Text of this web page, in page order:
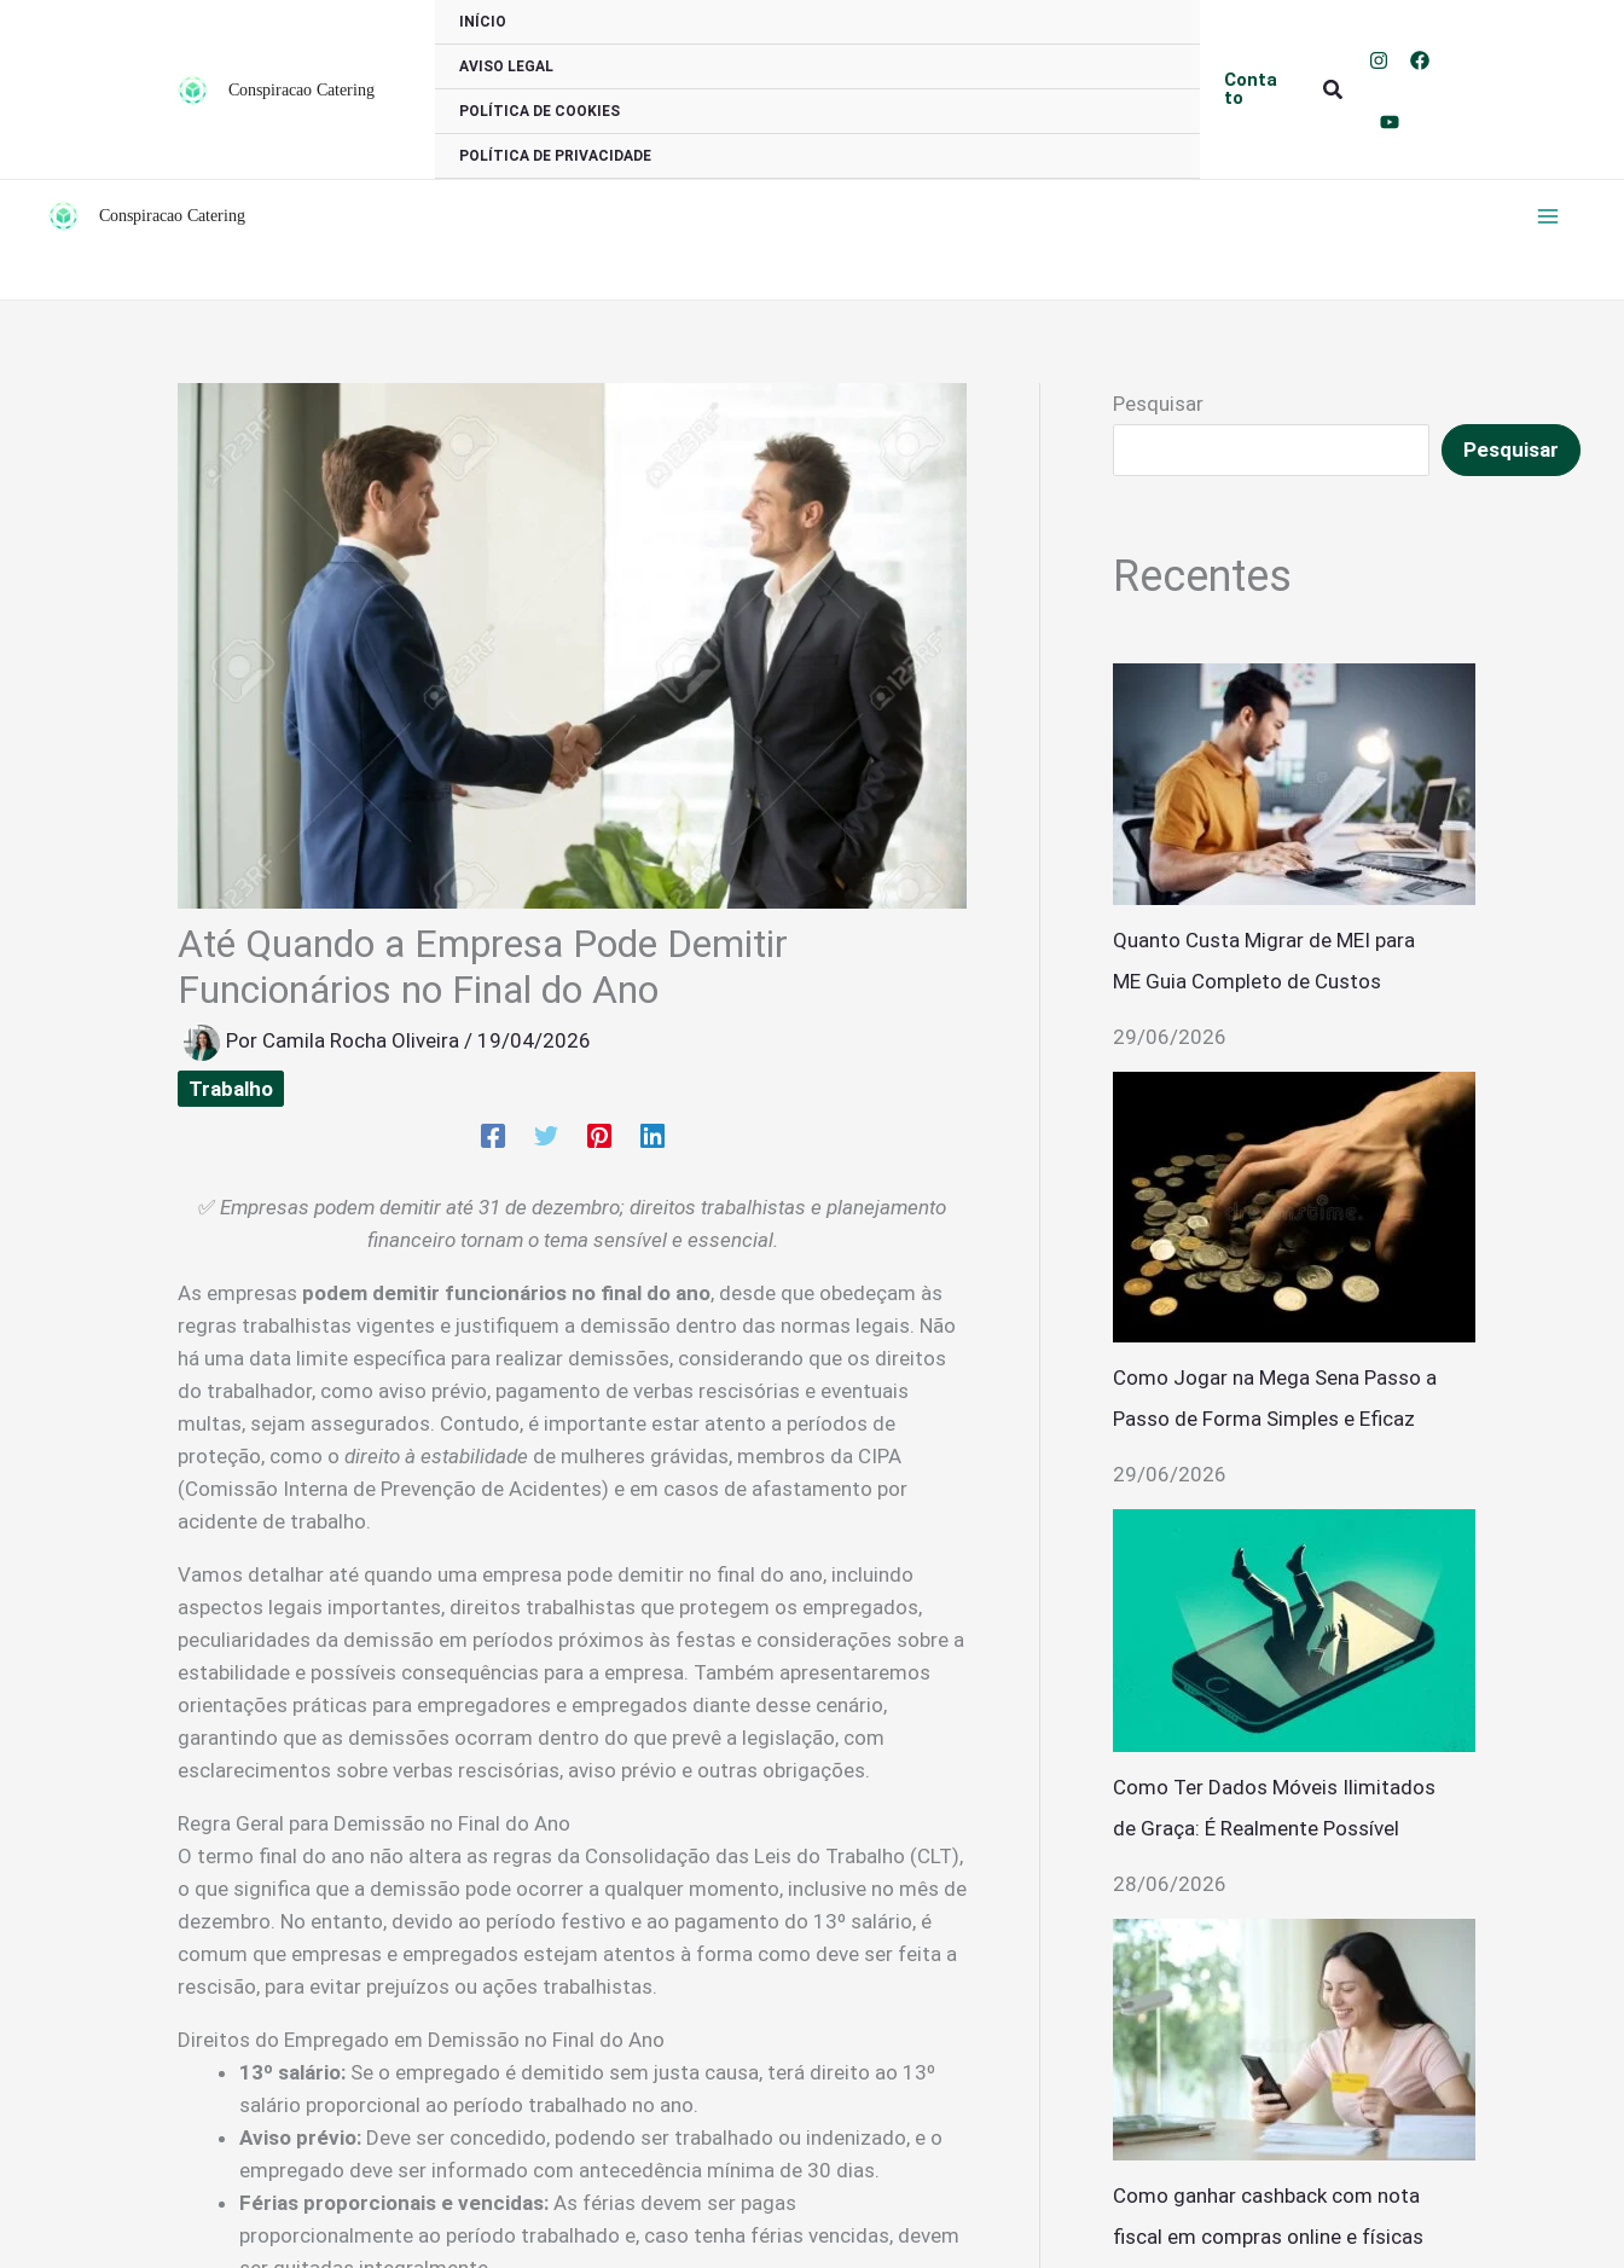
Conspiracao Catering
INÍCIO
AVISO LEGAL
POLÍTICA DE COOKIES
POLÍTICA DE PRIVACIDADE
Conta
to
Pesquisar
Conspiracao Catering
Até Quando a Empresa Pode Demitir
Funcionários no Final do Ano
Por Camila Rocha Oliveira / 19/04/2026
Trabalho
✅ Empresas podem demitir até 31 de dezembro; direitos trabalhistas e planejamento
financeiro tornam o tema sensível e essencial.
As empresas podem demitir funcionários no final do ano, desde que obedeçam às
regras trabalhistas vigentes e justifiquem a demissão dentro das normas legais. Não
há uma data limite específica para realizar demissões, considerando que os direitos
do trabalhador, como aviso prévio, pagamento de verbas rescisórias e eventuais
multas, sejam assegurados. Contudo, é importante estar atento a períodos de
proteção, como o direito à estabilidade de mulheres grávidas, membros da CIPA
(Comissão Interna de Prevenção de Acidentes) e em casos de afastamento por
acidente de trabalho.
Vamos detalhar até quando uma empresa pode demitir no final do ano, incluindo
aspectos legais importantes, direitos trabalhistas que protegem os empregados,
peculiaridades da demissão em períodos próximos às festas e considerações sobre a
estabilidade e possíveis consequências para a empresa. Também apresentaremos
orientações práticas para empregadores e empregados diante desse cenário,
garantindo que as demissões ocorram dentro do que prevê a legislação, com
esclarecimentos sobre verbas rescisórias, aviso prévio e outras obrigações.
Regra Geral para Demissão no Final do Ano
O termo final do ano não altera as regras da Consolidação das Leis do Trabalho (CLT),
o que significa que a demissão pode ocorrer a qualquer momento, inclusive no mês de
dezembro. No entanto, devido ao período festivo e ao pagamento do 13º salário, é
comum que empresas e empregados estejam atentos à forma como deve ser feita a
rescisão, para evitar prejuízos ou ações trabalhistas.
Direitos do Empregado em Demissão no Final do Ano
13º salário: Se o empregado é demitido sem justa causa, terá direito ao 13º
salário proporcional ao período trabalhado no ano.
Aviso prévio: Deve ser concedido, podendo ser trabalhado ou indenizado, e o
empregado deve ser informado com antecedência mínima de 30 dias.
Férias proporcionais e vencidas: As férias devem ser pagas
proporcionalmente ao período trabalhado e, caso tenha férias vencidas, devem
Pesquisar
Pesquisar
Recentes
Quanto Custa Migrar de MEI para
ME Guia Completo de Custos
29/06/2026
Como Jogar na Mega Sena Passo a
Passo de Forma Simples e Eficaz
29/06/2026
Como Ter Dados Móveis Ilimitados
de Graça: É Realmente Possível
28/06/2026
Como ganhar cashback com nota
fiscal em compras online e físicas